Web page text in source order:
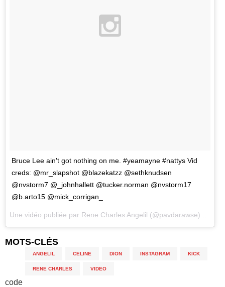
Bruce Lee ain't got nothing on me. #yeamayne #nattys Vid
creds: @mr_slapshot @blazekatzz @sethknudsen
@nvstorm7 @_johnhallett @tucker.norman @nvstorm17
@b.arto15 @mick_corrigan_
Une vidéo publiée par Rene Charles Angelil (@pavdarawse) le
MOTS-CLÉS
ANGELIL CELINE DION INSTAGRAM KICK
RENE CHARLES VIDEO
code